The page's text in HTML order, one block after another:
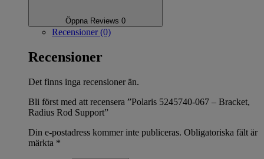
Öppna Reviews 0
Recensioner (0)
Recensioner
Det finns inga recensioner än.
Bli först med att recensera ”Polaris 5245740-067 – Bracket,
Radius Rod Support”
Din e-postadress kommer inte publiceras. Obligatoriska fält är
märkta *